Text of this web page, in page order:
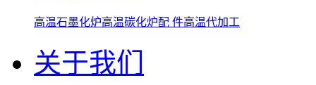
高温石墨化炉高温碳化炉配 件高温代加工
关于我们